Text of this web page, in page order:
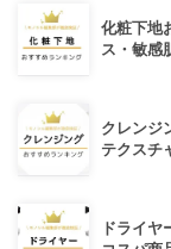
化粧下地
ス・敏感
クレンジ
テクスチ
ドライヤ